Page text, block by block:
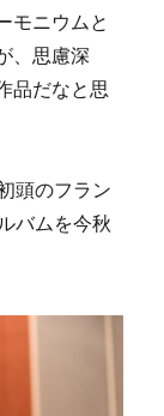
モニウムと
、思慮深
品だなと思
頭のフラン
バムを今秋